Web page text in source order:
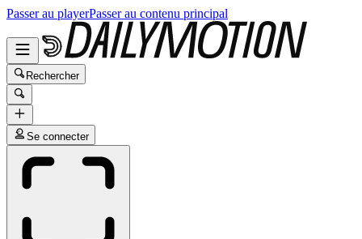
Passer au playerPasser au contenu principal
Rechercher
Se connecter